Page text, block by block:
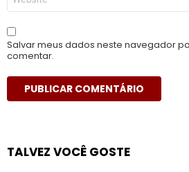
Salvar meus dados neste navegador
comentar.
TALVEZ VOCÊ GOSTE